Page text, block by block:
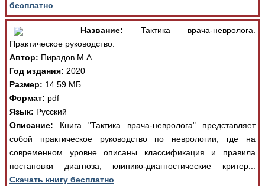
бесплатно
Название: Тактика врача-невролога.
Практическое руководство.
Автор: Пирадов М.А.
Год издания: 2020
Размер: 14.59 МБ
Формат: pdf
Язык: Русский
Описание: Книга "Тактика врача-невролога" представляет
собой практическое руководство по неврологии, где на
современном уровне описаны классификация и правила
постановки диагноза, клинико-диагностические критер...
Скачать книгу бесплатно